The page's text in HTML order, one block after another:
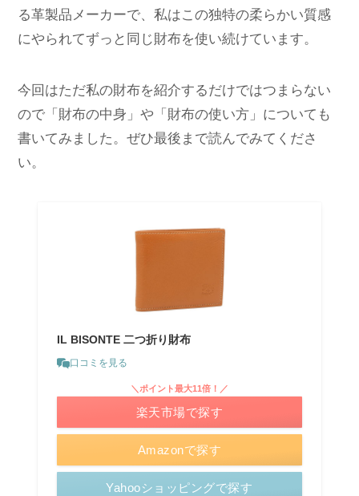
る革製品メーカーで、私はこの独特の柔らかい質感
にやられてずっと同じ財布を使い続けています。
今回はただ私の財布を紹介するだけではつまらない
ので「財布の中身」や「財布の使い方」についても
書いてみました。ぜひ最後まで読んでみてくださ
い。
IL BISONTE 二つ折り財布
口コミを見る
Amazonで探す
＼ポイント最大11倍！／
楽天市場で探す
Yahooショッピングで探す